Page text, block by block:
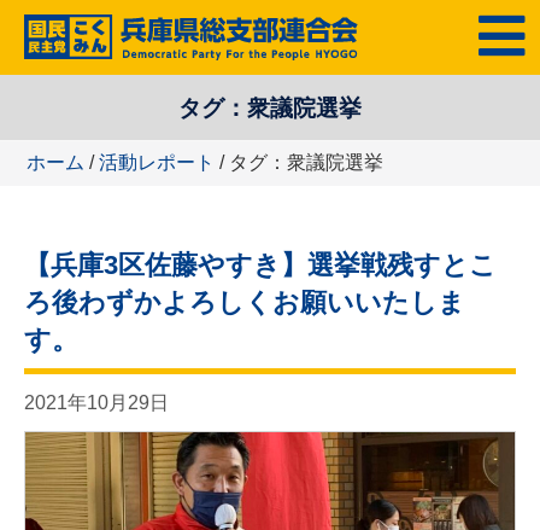
テ
ツ
MENU
タグ：衆議院選挙
ホーム /活動レポート / タグ：衆議院選挙
【兵庫3区佐藤やすき】選挙戦残すとこ
ろ後わずかよろしくお願いいたしま
す。
2021年10月29日